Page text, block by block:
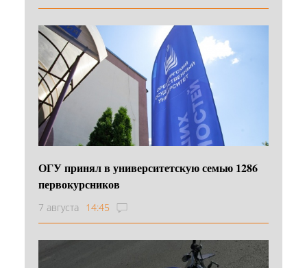
ОГУ принял в университетскую семью 1286
первокурсников
7 августа 14:45